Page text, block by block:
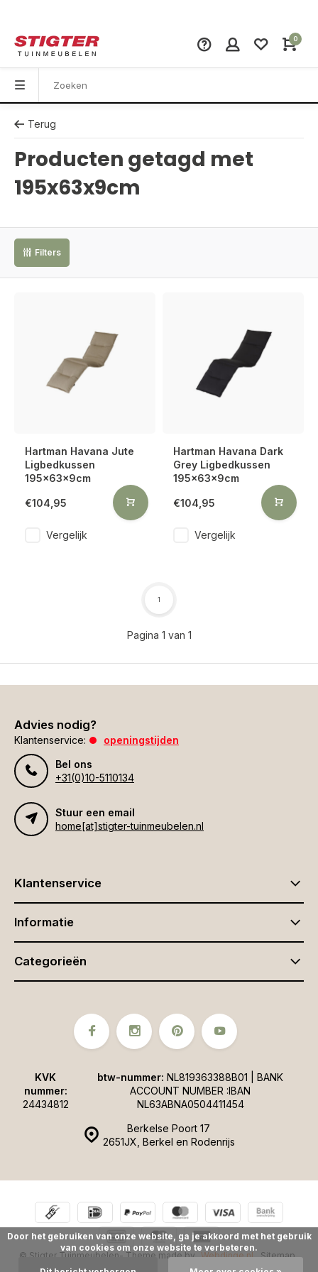
0
Terug
Producten getagd met
195x63x9cm
Filters
Hartman Havana Jute
Ligbedkussen
195x63x9cm
€104,95
Vergelijk
Hartman Havana Dark
Grey Ligbedkussen
195x63x9cm
€104,95
Vergelijk
Pagina 1 van 1
1
Advies nodig?
Klantenservice:
openingstijden
Bel ons
+31(0)10-5110134
Stuur een email
home[at]stigter-tuinmeubelen.nl
Klantenservice
Informatie
Categorieën
Berkelse Poort 17
2651JX, Berkel en Rodenrijs
KVK
nummer:
24434812
btw-nummer: NL819363388B01 | BANK
ACCOUNT NUMBER :IBAN
NL63ABNA0504411454
© Stigter Tuinmeubelen- Theme made by Webdinge.nl Sitemap
Door het gebruiken van onze website, ga je akkoord met het gebruik
van cookies om onze website te verbeteren.